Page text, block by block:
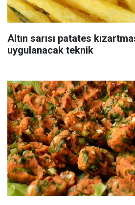
Altın sarısı patates
uygulanacak teknik